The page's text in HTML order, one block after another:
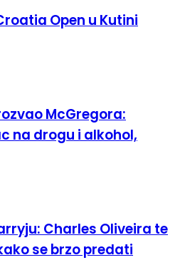
Open u Kutini
McGregora:
na drogu i alkohol,
Charles Oliveira te
se brzo predati